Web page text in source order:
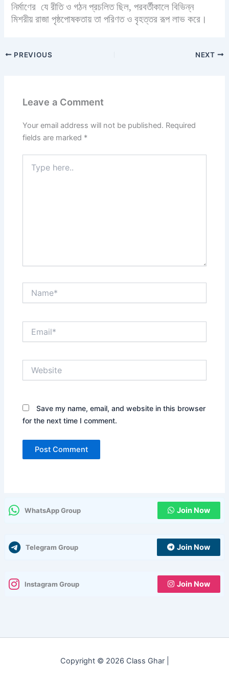
নির্মাণের যে রীতি ও গঠন প্রচলিত ছিল, পরবর্তীকালে বিভিন্ন
মিশরীয় রাজা পৃষ্ঠপোষকতায় তা পরিণত ও বৃহত্তর রূপ লাভ করে।
PREVIOUS NEXT
Leave a Comment
Your email address will not be published. Required
fields are marked *
here..
Save my name, email, and website in this browser
for the next time I comment.
WhatsApp Group Join Now
Telegram Group Join Now
Instagram Group Join Now
Copyright © 2026 Class Ghar |